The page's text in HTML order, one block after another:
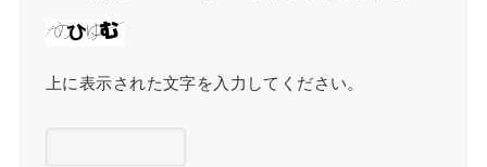
上に表示された文字を入力してください。